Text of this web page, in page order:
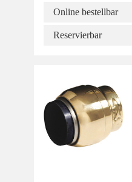
Online bestellbar
Reservierbar